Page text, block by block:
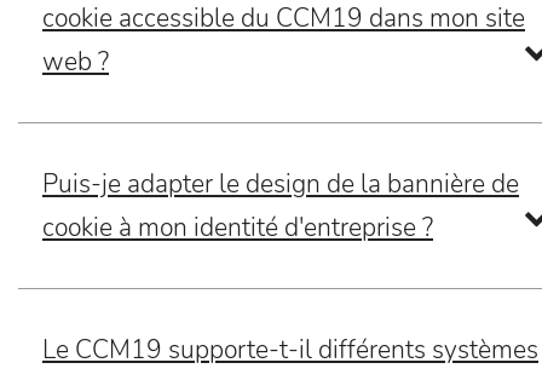
cookie accessible du CCM19 dans mon site
web ?
Puis-je adapter le design de la bannière de
cookie à mon identité d'entreprise ?
Le CCM19 supporte-t-il différents systèmes